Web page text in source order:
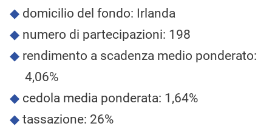
domicilio del fondo: Irlanda
numero di partecipazioni: 198
rendimento a scadenza medio ponderato:
4,06%
cedola media ponderata: 1,64%
tassazione: 26%